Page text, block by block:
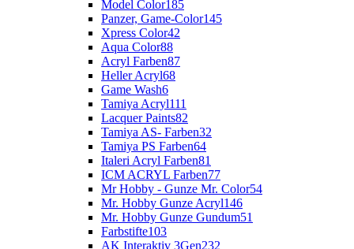
Model Color185
Panzer, Game-Color145
Xpress Color42
Aqua Color88
Acryl Farben87
Heller Acryl68
Game Wash6
Tamiya Acryl111
Lacquer Paints82
Tamiya AS- Farben32
Tamiya PS Farben64
Italeri Acryl Farben81
ICM ACRYL Farben77
Mr Hobby - Gunze Mr. Color54
Mr. Hobby Gunze Acryl146
Mr. Hobby Gunze Gundum51
Farbstifte103
AK Interaktiv 3Gen232